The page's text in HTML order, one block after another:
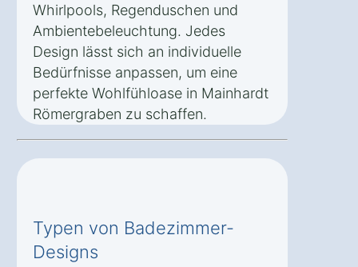
Whirlpools, Regenduschen und
Ambientebeleuchtung. Jedes
Design lässt sich an individuelle
Bedürfnisse anpassen, um eine
perfekte Wohlfühloase in Mainhardt
Römergraben zu schaffen.
Typen von Badezimmer-
Designs